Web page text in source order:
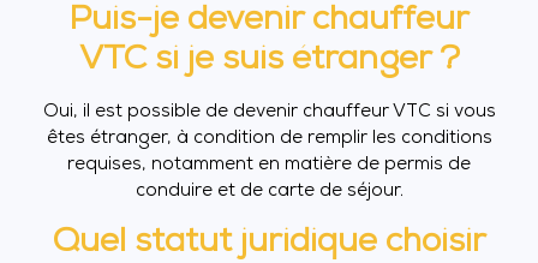
Puis-je devenir chauffeur
VTC si je suis étranger ?
Oui, il est possible de devenir chauffeur VTC si vous
êtes étranger, à condition de remplir les conditions
requises, notamment en matière de permis de
conduire et de carte de séjour.
Quel statut juridique choisir